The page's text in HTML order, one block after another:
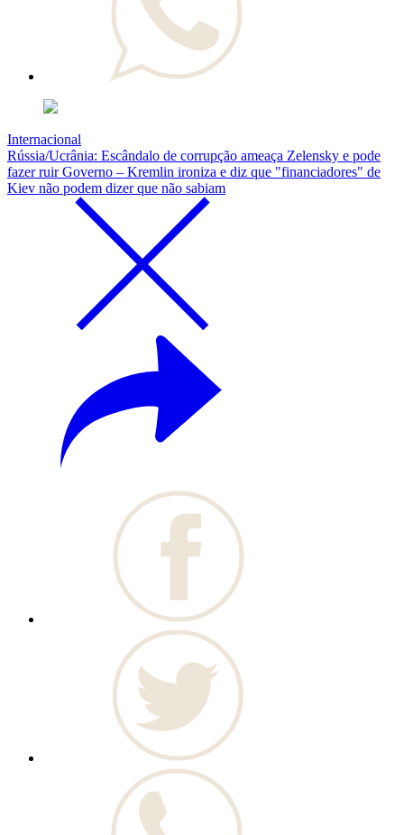
Internacional
Rússia/Ucrânia: Escândalo de corrupção ameaça Zelensky e pode
fazer ruir Governo – Kremlin ironiza e diz que "financiadores" de
Kiev não podem dizer que não sabiam